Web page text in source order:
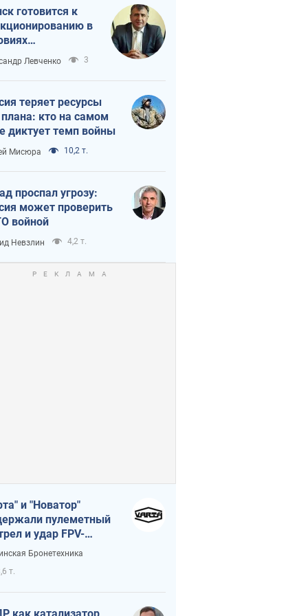
готовится к
в
кризиса
Левченко 3
теряет ресурсы
кто на самом
диктует темп войны
Мисюра 10,2 т.
проспал угрозу:
может проверить
войной
Невзлин 4,2 т.
и "Новатор"
пулеметный
и удар FPV-
сохранив жизнь
Бронетехника
т.